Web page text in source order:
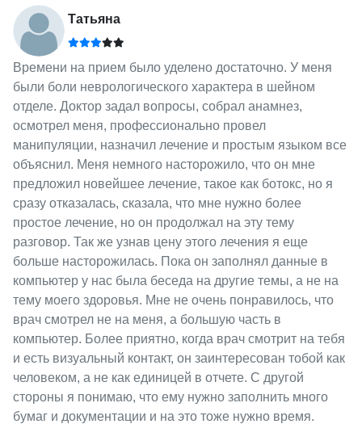
Татьяна
Времени на прием было уделено достаточно. У меня
были боли неврологического характера в шейном
отделе. Доктор задал вопросы, собрал анамнез,
осмотрел меня, профессионально провел
манипуляции, назначил лечение и простым языком все
объяснил. Меня немного насторожило, что он мне
предложил новейшее лечение, такое как ботокс, но я
сразу отказалась, сказала, что мне нужно более
простое лечение, но он продолжал на эту тему
разговор. Так же узнав цену этого лечения я еще
больше насторожилась. Пока он заполнял данные в
компьютер у нас была беседа на другие темы, а не на
тему моего здоровья. Мне не очень понравилось, что
врач смотрел не на меня, а большую часть в
компьютер. Более приятно, когда врач смотрит на тебя
и есть визуальный контакт, он заинтересован тобой как
человеком, а не как единицей в отчете. С другой
стороны я понимаю, что ему нужно заполнить много
бумаг и документации и на это тоже нужно время.